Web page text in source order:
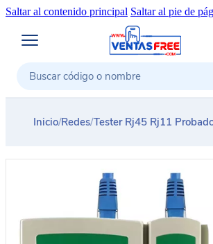
Saltar al contenido principal Saltar al pie de
Buscar
Inicio/Redes/Tester Rj45 Rj11 Probador Test Cable